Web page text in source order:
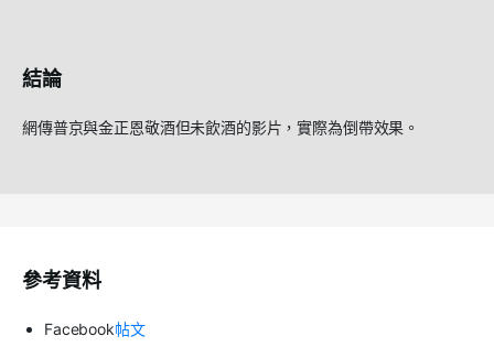
結論
網傳普京與金正恩敬酒但未飲酒的影片，實際為倒帶效果。
參考資料
Facebook帖文